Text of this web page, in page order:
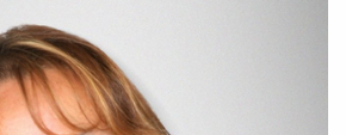
wenn der Browser geschlossen wird